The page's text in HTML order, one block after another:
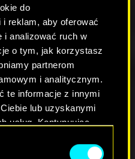
do
reklam, aby oferować
i analizować ruch w
o tym, jak korzystasz
partnerom
i analitycznym.
te informacje z innymi
lub uzyskanymi
usług. Kontynuując
teksty z opisu atutu
ikon nie oddzielają
miejsc na mapie
oddalania.
się
zdrowia pojawi się
a nie ikona
V4F 570 Delegate